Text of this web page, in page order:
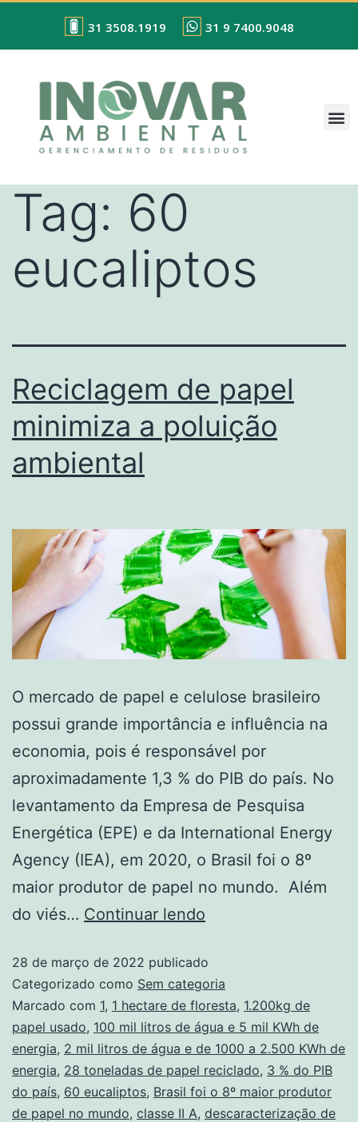
31 3508.1919 31 9 7400.9048
Tag: 60
eucaliptos
Reciclagem de papel
minimiza a poluição
ambiental
O mercado de papel e celulose brasileiro
possui grande importância e influência na
economia, pois é responsável por
aproximadamente 1,3 % do PIB do país. No
levantamento da Empresa de Pesquisa
Energética (EPE) e da International Energy
Agency (IEA), em 2020, o Brasil foi o 8º
maior produtor de papel no mundo. Além
do viés… Continuar lendo
28 de março de 2022 publicado
Categorizado como Sem categoria
Marcado com 1, 1 hectare de floresta, 1.200kg de
papel usado, 100 mil litros de água e 5 mil KWh de
energia, 2 mil litros de água e de 1000 a 2.500 KWh de
energia, 28 toneladas de papel reciclado, 3 % do PIB
do país, 60 eucaliptos, Brasil foi o 8º maior produtor
de papel no mundo, classe II A, descaracterização de